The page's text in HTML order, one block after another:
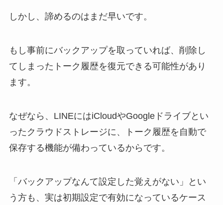
しかし、諦めるのはまだ早いです。
もし事前にバックアップを取っていれば、削除し
てしまったトーク履歴を復元できる可能性があり
ます。
なぜなら、LINEにはiCloudやGoogleドライブとい
ったクラウドストレージに、トーク履歴を自動で
保存する機能が備わっているからです。
「バックアップなんて設定した覚えがない」とい
う方も、実は初期設定で有効になっているケース